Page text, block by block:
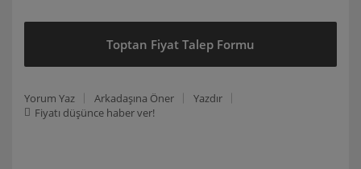
Toptan Fiyat Talep Formu
Yorum Yaz Arkadaşına Öner
Yazdır
Fiyatı düşünce haber ver!